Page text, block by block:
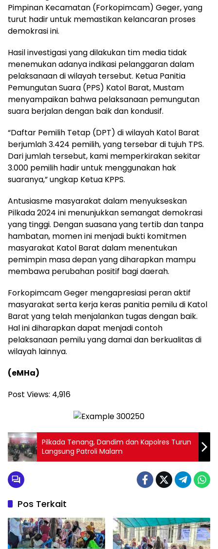
Pimpinan Kecamatan (Forkopimcam) Geger, yang
turut hadir untuk memastikan kelancaran proses
demokrasi ini.
Hasil investigasi yang dilakukan tim media tidak
menemukan adanya indikasi pelanggaran dalam
pelaksanaan di wilayah tersebut. Ketua Panitia
Pemungutan Suara (PPS) Katol Barat, Mustam
menyampaikan bahwa pelaksanaan pemungutan
suara berjalan dengan baik dan kondusif.
“Daftar Pemilih Tetap (DPT) di wilayah Katol Barat
berjumlah 3.424 pemilih, yang tersebar di tujuh TPS.
Dari jumlah tersebut, kami memperkirakan sekitar
3.000 pemilih hadir untuk menggunakan hak
suaranya,” ungkap Ketua KPPS.
Antusiasme masyarakat dalam menyukseskan
Pilkada 2024 ini menunjukkan semangat demokrasi
yang tinggi. Dengan suasana yang tertib dan tanpa
hambatan, momen ini menjadi bukti komitmen
masyarakat Katol Barat dalam menentukan
pemimpin masa depan yang diharapkan mampu
membawa perubahan positif bagi daerah.
Forkopimcam Geger mengapresiasi peran aktif
masyarakat serta kerja keras panitia pemilu di Katol
Barat yang telah menjalankan tugas dengan baik.
Hal ini diharapkan dapat menjadi contoh
pelaksanaan pemilu yang damai dan berkualitas di
wilayah lainnya.
(eMHa)
Post Views: 4,916
Pilkada Tenang, Dandim dan Kapolres Turun
Langsung Patroli Malam
Pos Terkait